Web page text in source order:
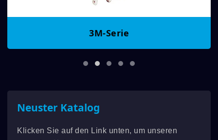
3M-Serie
Neuster Katalog
Klicken Sie auf den Link unten, um unseren